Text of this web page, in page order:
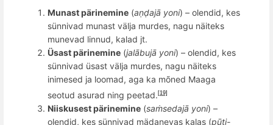
Munast pärinemine (aṇḍajā yoni) – olendid, kes
sünnivad munast välja murdes, nagu näiteks
munevad linnud, kalad jt.
Üsast pärinemine (jalābujā yoni) – olendid, kes
sünnivad üsast välja murdes, nagu näiteks
inimesed ja loomad, aga ka mõned Maaga
seotud asurad ning peetad. [19]
Niiskusest pärinemine (saṁsedajā yoni) –
olendid, kes sünnivad mädanevas kalas (pūti-